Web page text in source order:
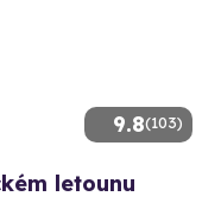
9.8(103)
letounu